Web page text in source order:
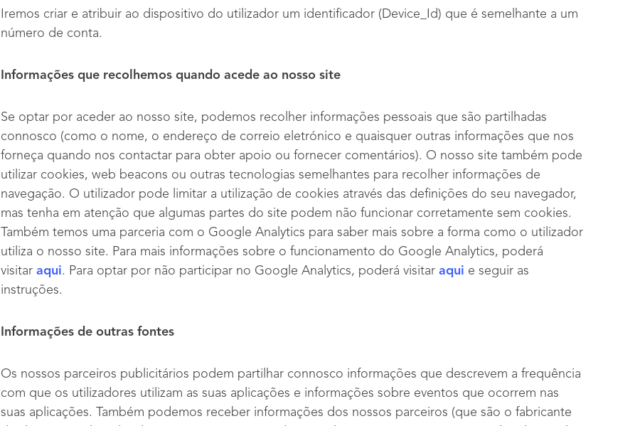
Iremos criar e atribuir ao dispositivo do utilizador um identificador (Device_Id) que é semelhante a um
número de conta.
Informações que recolhemos quando acede ao nosso site
Se optar por aceder ao nosso site, podemos recolher informações pessoais que são partilhadas
connosco (como o nome, o endereço de correio eletrónico e quaisquer outras informações que nos
forneça quando nos contactar para obter apoio ou fornecer comentários). O nosso site também pode
utilizar cookies, web beacons ou outras tecnologias semelhantes para recolher informações de
navegação. O utilizador pode limitar a utilização de cookies através das definições do seu navegador,
mas tenha em atenção que algumas partes do site podem não funcionar corretamente sem cookies.
Também temos uma parceria com o Google Analytics para saber mais sobre a forma como o utilizador
utiliza o nosso site. Para mais informações sobre o funcionamento do Google Analytics, poderá
visitar aqui. Para optar por não participar no Google Analytics, poderá visitar aqui e seguir as
instruções.
Informações de outras fontes
Os nossos parceiros publicitários podem partilhar connosco informações que descrevem a frequência
com que os utilizadores utilizam as suas aplicações e informações sobre eventos que ocorrem nas
suas aplicações. Também podemos receber informações dos nossos parceiros (que são o fabricante